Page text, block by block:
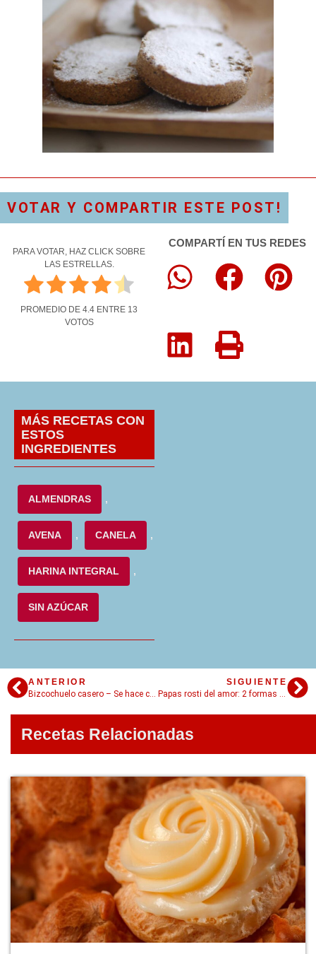
VOTAR Y COMPARTIR ESTE POST!
PARA VOTAR, HAZ CLICK SOBRE
LAS ESTRELLAS.
PROMEDIO DE 4.4 ENTRE 13
VOTOS
COMPARTÍ EN TUS REDES
MÁS RECETAS CON
ESTOS
INGREDIENTES
ALMENDRAS ,
AVENA , CANELA ,
HARINA INTEGRAL ,
SIN AZÚCAR
ANTERIOR
SIGUIENTE
Recetas Relacionadas